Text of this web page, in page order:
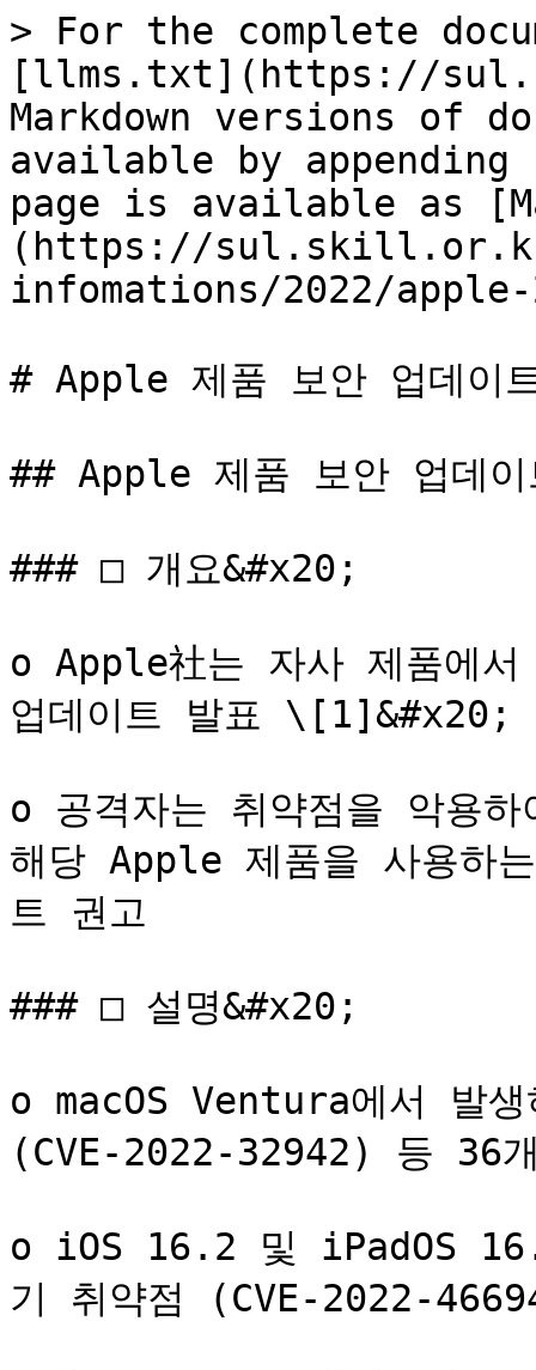
> For the complete
[llms.txt](https://
Markdown versions of
available by
page is available as
(https://
infomations/2022/
# Apple 제품 보안 업데
## Apple 제품 보안 업데이
### □ 개요&#x20;
o Apple社는 자사 제품에서
업데이트 발표 \[1]&#x20;
o 공격자는 취약점을 악용
해당 Apple 제품을 사용하
트 권고
### □ 설명&#x20;
o macOS Ventura에서 발
(CVE-2022-32942) 등
o iOS 16.2 및 iPadOS
기 취약점 (CVE-2022-